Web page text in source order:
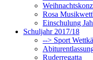
Rosa
Einschulung
Schuljahr 2017/18
--> Sport
Ruderregatta